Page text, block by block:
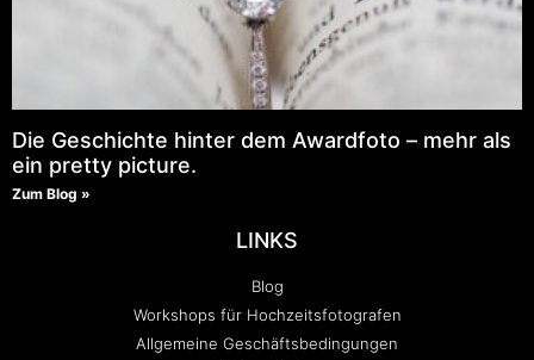
Die Geschichte hinter dem Awardfoto – mehr als
ein pretty picture.
Zum Blog »
LINKS
Blog
Workshops für Hochzeitsfotografen
Allgemeine Geschäftsbedingungen